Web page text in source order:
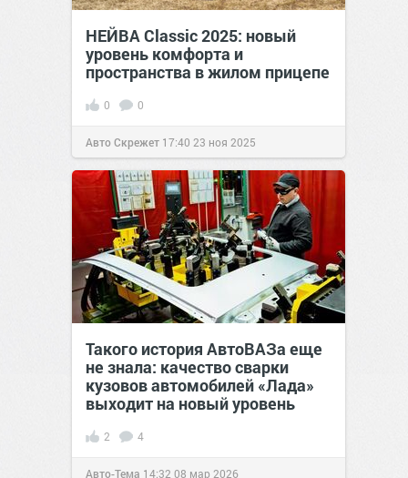
НЕЙВА Classic 2025: новый
уровень комфорта и
пространства в жилом прицепе
0 0
Авто Скрежет 17:40 23 ноя 2025
Такого история АвтоВАЗа еще
не знала: качество сварки
кузовов автомобилей «Лада»
выходит на новый уровень
2 4
Авто-Тема 14:32 08 мар 2026